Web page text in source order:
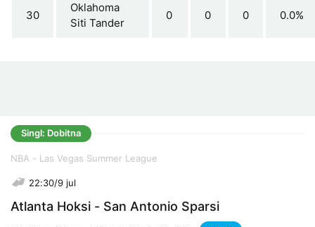
30
Oklahoma
Siti Tander
0 0 0 0.0%
Singl: Dobitna
NBA - Las Vegas Summer League
22:30/9 jul
Atlanta Hoksi - San Antonio Sparsi